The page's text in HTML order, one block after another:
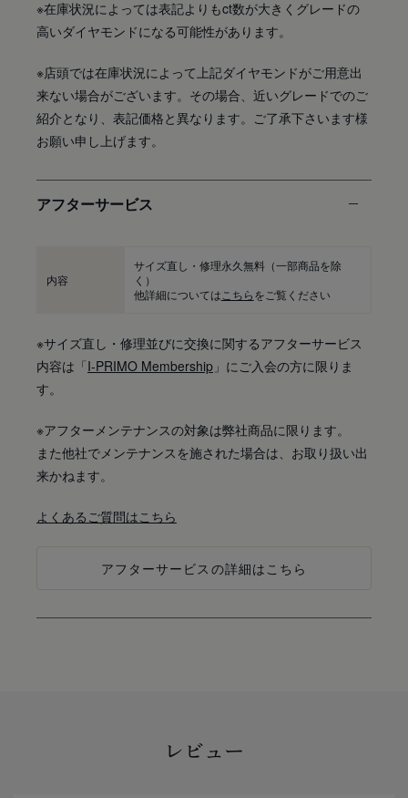
※在庫状況によっては表記よりもct数が大きくグレードの
高いダイヤモンドになる可能性があります。
※店頭では在庫状況によって上記ダイヤモンドがご用意出
来ない場合がございます。その場合、近いグレードでのご
紹介となり、表記価格と異なります。ご了承下さいます様
お願い申し上げます。
アフターサービス
内容
サイズ直し・修理永久無料（一部商品を除
く）
他詳細については こちらをご覧ください
※サイズ直し・修理並びに交換に関するアフターサービス
内容は「I-PRIMO Membership 」にご入会の方に限りま
す。
※アフターメンテナンスの対象は弊社商品に限ります。
また他社でメンテナンスを施された場合は、お取り扱い出
来かねます。
よくあるご質問はこちら
アフターサービスの詳細はこちら
レビュー